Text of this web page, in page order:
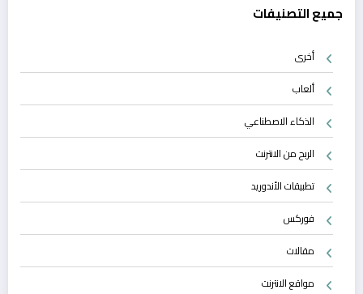
جميع التصنيفات
أخرى
ألعاب
الذكاء الاصطناعي
الربح من الانترنت
تطبيقات الأندوريد
فوركس
مقالات
مواقع الانترنت